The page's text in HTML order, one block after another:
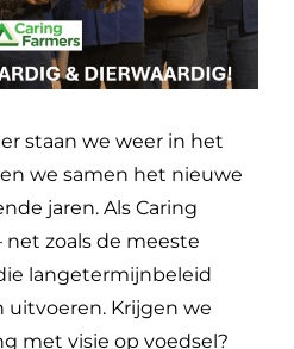
staan we weer in het
we samen het nieuwe
jaren. Als Caring
net zoals de meeste
langetermijnbeleid
Krijgen we
met visie op voedsel?